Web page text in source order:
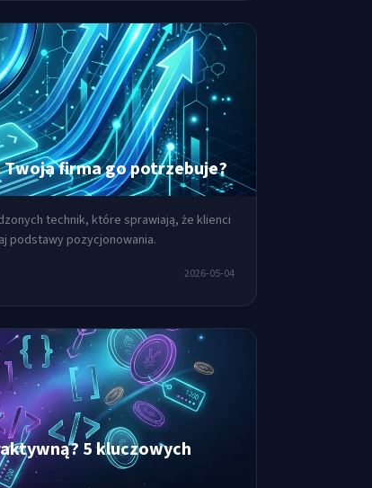
Twoja firma go potrzebuje?
technik, które sprawiają, że klienci
podstawy pozycjonowania.
2026-05-04
5 kluczowych